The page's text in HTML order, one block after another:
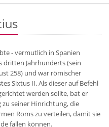
- vermutlich in Spanien
dritten Jahrhunderts (sein
258) und war römischer
Sixtus II. Als dieser auf Befehl
werden sollte, bat er
seiner Hinrichtung, die
Roms zu verteilen, damit sie
fallen können.